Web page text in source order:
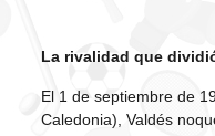
La rivalidad que
El 1 de septiembre de
Caledonia), Valdés